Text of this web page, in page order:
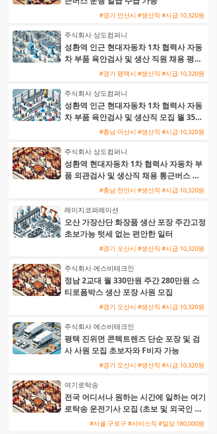
#경기 안산시 #생산직 #시급 10,320원
주식회사 상도컴퍼니
성환역 인근 현대자동차 1차 협력사 자동
차 부품 육안검사 및 생산 직원 채용 평택
통근버스 운행#경기 평택시 #생산직 #시급 10,320원
주식회사 상도컴퍼니
성환역 인근 현대자동차 1차 협력사 자동
차 부품 육안검사 및 생산직 모집 월 350
만에서 400만원#충남 아산시 #생산직 #시급 10,320원
주식회사 상도컴퍼니
성환역 현대자동차 1차 협력사 자동차 부
품 외관검사 및 생산직 채용 통근버스 운
#충남 천안시 #생산직 #시급 10,320원
레이지코퍼레이션
오산 가장산단 화장품 생산 포장 주간고정
초보가능 텃세 없는 편안한 일터
#경기 오산시 #생산직 #시급 10,320원
주식회사 에스비테크인
정남 2교대 월 330만원 주간 280만원 스
티로폼박스 생산 포장 사원 모집
#경기 오산시 #생산직 #시급 10,320원
주식회사 에스비테크인
평택 진위면 콘텍트렌즈 단순 포장 및 검
사 사원 모집 초보자와 F비자 가능
#경기 오산시 #생산직 #시급 10,320원
여기로탁송
전국 어디서나 원하는 시간에 일하는 여기
로탁송 운전기사 모집 (초보 및 외국인 환
#서울 구로구 #서비스직 #일당 180,000원